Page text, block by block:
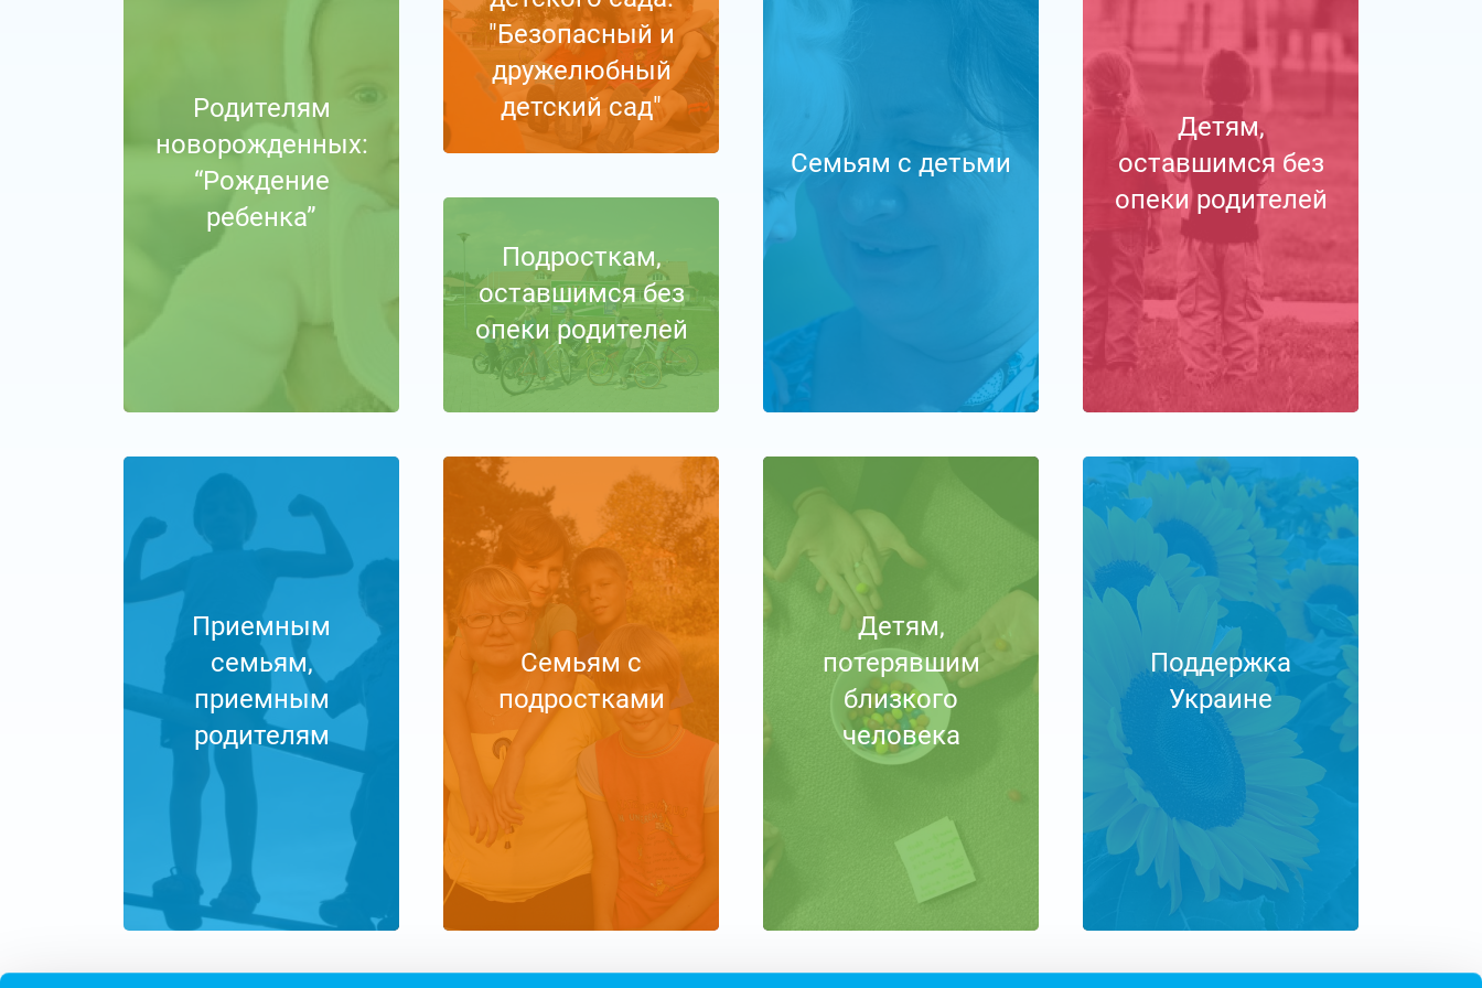
Родителям
новорожденных:
“Рождение
ребенка”
"Безопасный и
дружелюбный
детский сад"
Семьям с детьми
Детям,
оставшимся без
опеки родителей
Подросткам,
оставшимся без
опеки родителей
Приемным
семьям,
приемным
родителям
Семьям с
подростками
Детям,
потерявшим
близкого
человека
Поддержка
Украине